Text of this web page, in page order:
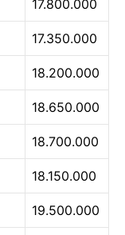
17.800.000
17.350.000
18.200.000
18.650.000
18.700.000
18.150.000
19.500.000